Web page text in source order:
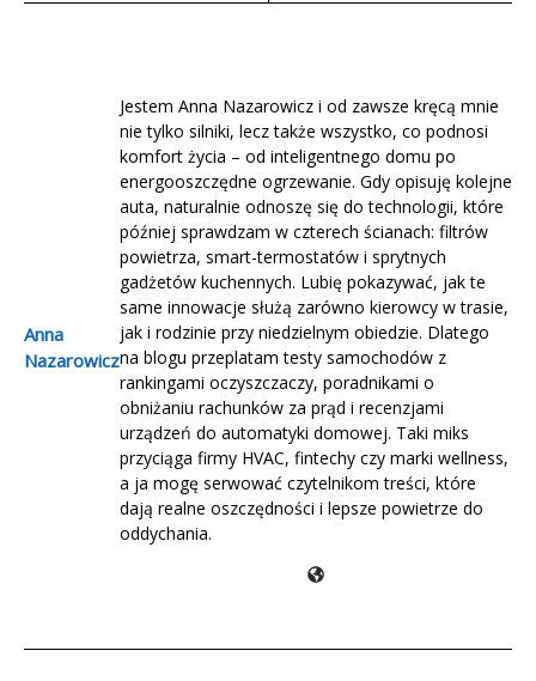
Anna
Nazarowicz
Jestem Anna Nazarowicz i od zawsze kręcą mnie
nie tylko silniki, lecz także wszystko, co podnosi
komfort życia – od inteligentnego domu po
energooszczędne ogrzewanie. Gdy opisuję kolejne
auta, naturalnie odnoszę się do technologii, które
później sprawdzam w czterech ścianach: filtrów
powietrza, smart-termostatów i sprytnych
gadżetów kuchennych. Lubię pokazywać, jak te
same innowacje służą zarówno kierowcy w trasie,
jak i rodzinie przy niedzielnym obiedzie. Dlatego
na blogu przeplatam testy samochodów z
rankingami oczyszczaczy, poradnikami o
obniżaniu rachunków za prąd i recenzjami
urządzeń do automatyki domowej. Taki miks
przyciąga firmy HVAC, fintechy czy marki wellness,
a ja mogę serwować czytelnikom treści, które
dają realne oszczędności i lepsze powietrze do
oddychania.